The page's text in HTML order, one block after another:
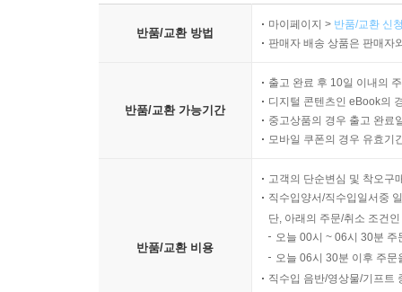
반품/교환 방법
마이페이지 > 반품/교환 신
판매자 배송 상품은 판매자
반품/교환 가능기간
출고 완료 후 10일 이내의
디지털 콘텐츠인 eBook의
중고상품의 경우 출고 완료
모바일 쿠폰의 경우 유효기
반품/교환 비용
고객의 단순변심 및 착오구
직수입양서/직수입일서중
단, 아래의 주문/취소 조건
오늘 00시 ~ 06시 30분
오늘 06시 30분 이후 주
직수입 음반/영상물/기프트